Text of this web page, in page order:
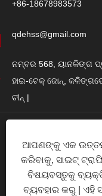
+86-18678983573
qdehss@gmail.com
ନମ୍ବର 568, ୟାନକିଙ୍ଗ
ହାଇ-ଟେକ୍ ଜୋନ୍,
ଚୀନ୍ |
କପିରାଇଟ୍ © 2024 କଳିଙ୍ଗ
Links |
ଆପଣଙ୍କୁ ଏକ ଉତ୍ତମ
କରିବାକୁ, ସାଇଟ୍
ବିଷୟବସ୍ତୁକୁ
ବ୍ୟବହାର କରୁ | ଏହି